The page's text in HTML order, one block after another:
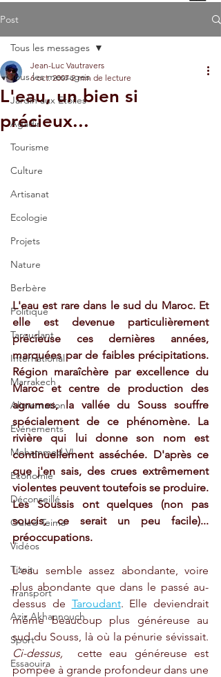
Post
Tous les messages
Jardin aux Etoiles
Agadir
Tourisme
Culture
Artisanat
Ecologie
Projets
Nature
Berbère
Politique
Taroudant
International
Marrakech
Alimentation
Evénements
Mohammed VI
Economie
Déconseillé
Ouled Teima
Vidéos
Tiznit
Transport
Aziz Akhannouch
Sport
Essaouira
Tous les messages
L'eau, un bien si
précieux...
Jean-Luc Vautravers
6 oct. 2007 2 min de lecture
L'eau est rare dans le sud du Maroc. Et
elle est devenue particulièrement
précieuse ces dernières années,
marquées par de faibles précipitations.
Région maraîchère par excellence du
Maroc et centre de production des
agrumes, la vallée du Souss souffre
spécialement de ce phénomène. La
rivière qui lui donne son nom est
continuellement asséchée. D'après ce
que j'en sais, des crues extrêmement
violentes peuvent toutefois se produire.
Les Soussis ont quelques (non pas
soucis, ce serait un peu facile)...
préoccupations.
L'eau semble assez abondante, voire
plus abondante que dans le passé au-
dessus de Taroudant. Elle deviendrait
même beaucoup plus généreuse au
Ci-dessus,
cette eau généreuse est
pompée à grande profondeur dans une